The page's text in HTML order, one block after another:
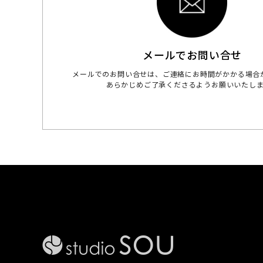
メールでお問い合せ
メールでのお問い合せは、ご連絡にお時間がかかる場合
あらかじめご了承くださるようお願いいたし